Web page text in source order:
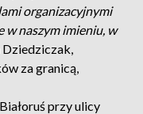
organizacyjnymi
w naszym imieniu, w
Dziedziczak,
za granicą,
przy ulicy